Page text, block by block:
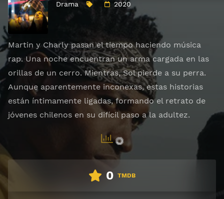
Drama 2020
Martin y Charly pasan el tiempo haciendo música
rap. Una noche encuentran un arma cargada en las
orillas de un cerro. Mientras, Sol pierde a su perra.
Aunque aparentemente inconexas, estas historias
están íntimamente ligadas, formando el retrato de
jóvenes chilenos en su difícil paso a la adultez.
0 TMDB